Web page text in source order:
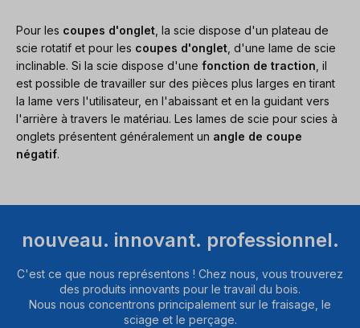
Pour les coupes d'onglet , la scie dispose d'un plateau de
scie rotatif et pour les coupes d'onglet , d'une lame de scie
inclinable. Si la scie dispose d'une fonction de traction , il
est possible de travailler sur des pièces plus larges en tirant
la lame vers l'utilisateur, en l'abaissant et en la guidant vers
l'arrière à travers le matériau. Les lames de scie pour scies à
onglets présentent généralement un angle de coupe
négatif.
nouveau. innovant. professionnel.
C'est ce que nous représentons ! Chez nous, vous trouverez
des produits innovants pour le travail du bois.
Nous nous concentrons principalement sur le fraisage, le
sciage et le perçage.